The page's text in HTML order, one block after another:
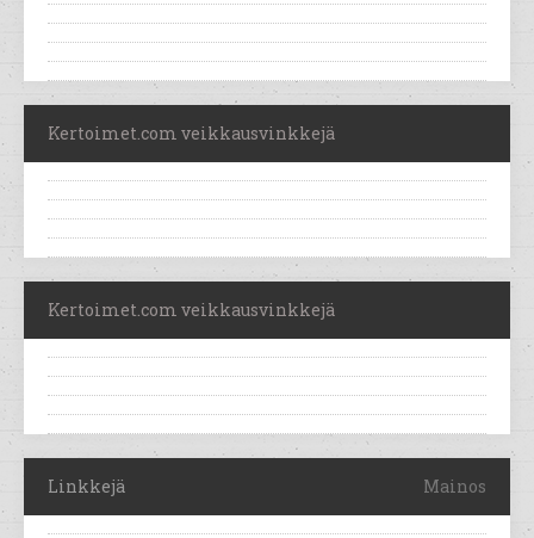
Kertoimet.com veikkausvinkkejä
Kertoimet.com veikkausvinkkejä
Linkkejä Mainos